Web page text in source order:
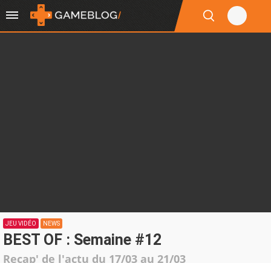
JEU VIDÉO NEWS
BEST OF : Semaine #12
Recap' de l'actu du 17/03 au 21/03